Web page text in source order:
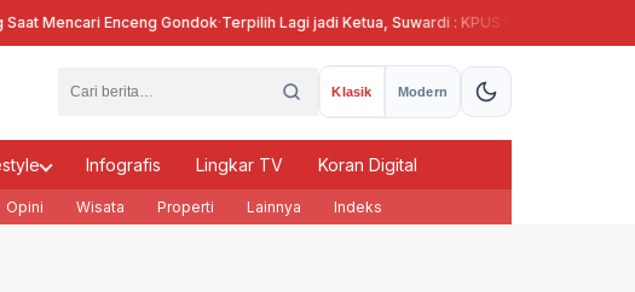
Mencari Enceng Gondok·Terpilih Lagi jadi Ketua, Suwardi : KPUS Kendal Siap Terlibat
Klasik Modern
Infografis Lingkar TV Koran Digital
Opini Wisata Properti Lainnya Indeks